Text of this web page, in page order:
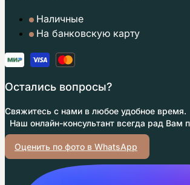
Наличные
На банковскую карту
Остались вопросы?
Свяжитесь с нами в любое удобное время.
Наш онлайн-консультант всегда рад Вам
Оценить по фото в WhatsApp